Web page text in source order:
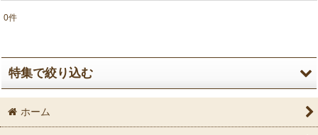
並び順:
0件
特集で絞り込む
LINE会員
ホーム